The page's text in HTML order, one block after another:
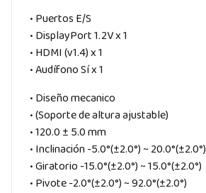
• Puertos E/S
• DisplayPort 1.2V x 1
• HDMI (v1.4) x 1
• Audífono Sí x 1
• Diseño mecanico
• (Soporte de altura ajustable)
• 120.0 ± 5.0 mm
• Inclinación -5.0°(±2.0°) ~ 20.0°(±2.0°)
• Giratorio -15.0°(±2.0°) ~ 15.0°(±2.0°)
• Pivote -2.0°(±2.0°) ~ 92.0°(±2.0°)